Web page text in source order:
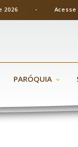
de 2026 - Acesse
PARÓQUIA